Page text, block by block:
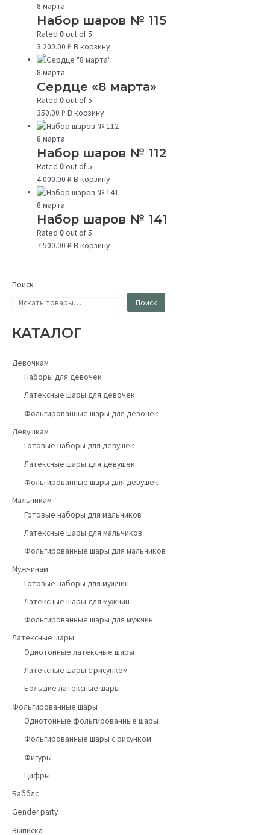
Поиск
Поиск
КАТАЛОГ
Девочкам
Наборы для девочек
Латексные шары для девочек
Фольгированные шары для девочек
Девушкам
Готовые наборы для девушек
Латексные шары для девушек
Фольгированные шары для девушек
Мальчикам
Готовые наборы для мальчиков
Латексные шары для мальчиков
Фольгированные шары для мальчиков
Мужчинам
Готовые наборы для мужчин
Латексные шары для мужчин
Фольгированные шары для мужчин
Латексные шары
Однотонные латексные шары
Латексные шары с рисунком
Большие латексные шары
Фольгированные шары
Однотонные фольгированные шары
Фольгированные шары с рисунком
Фигуры
Цифры
Бабблс
Gender party
Выписка
8 марта
Набор шаров № 115
Rated0out of 5
3 200.00₽ В корзину
8 марта
Сердце «8 марта»
Rated0out of 5
350.00₽ В корзину
8 марта
Набор шаров № 112
Rated0out of 5
4 000.00₽ В корзину
8 марта
Набор шаров № 141
Rated0out of 5
7 500.00₽ В корзину